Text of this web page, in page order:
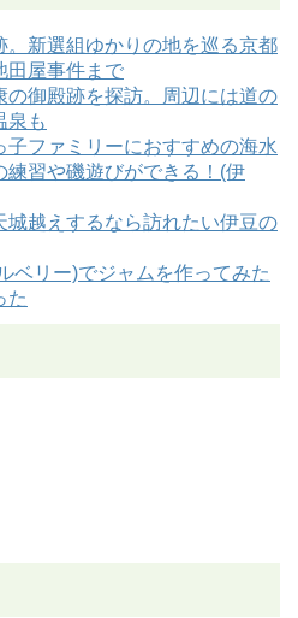
。新選組ゆかりの地を巡る京都
田屋事件まで
御殿跡を探訪。周辺には道の
泉も
子ファミリーにおすすめの海水
習や磯遊びができる！(伊
越えするなら訪れたい伊豆の
ベリー)でジャムを作ってみた
た